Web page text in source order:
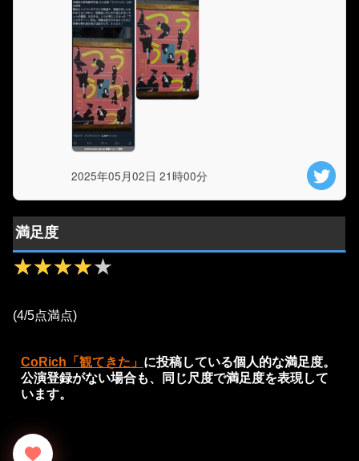
2025年05月02日 21時00分
満足度
★★★★★
★★★★★
(4/5点満点)
CoRich「観てきた」 に投稿している個人的な満足度。
公演登録がない場合も、同じ尺度で満足度を表現して
います。